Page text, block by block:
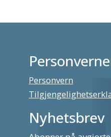
Personvern
Nyhetsbrev